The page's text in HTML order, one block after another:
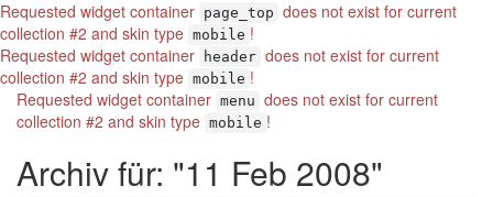
Requested widget container page_top does not exist for current
collection #2 and skin type mobile !
Requested widget container
header does not exist for current
collection #2 and skin type mobile !
Requested widget container menu does not exist for current
collection #2 and skin type mobile !
Archiv für: "11 Feb 2008"